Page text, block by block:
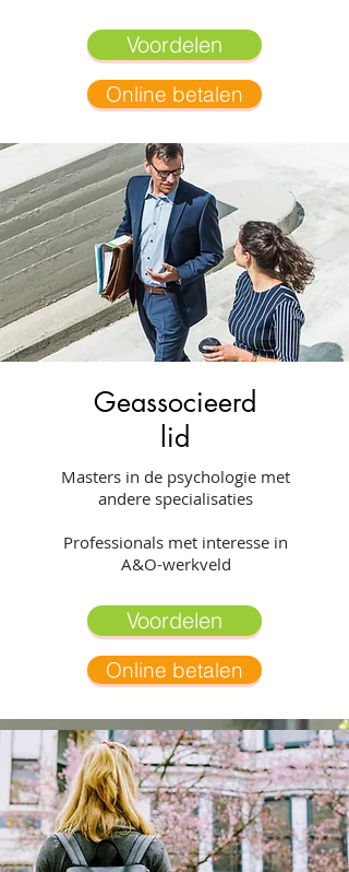
Voordelen
Online betalen
Geassocieerd
lid
Masters in de psychologie met
andere specialisaties
Professionals met interesse in
A&O-werkveld
Voordelen
Online betalen